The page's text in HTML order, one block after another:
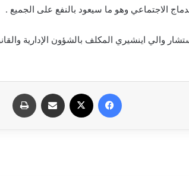
الاجتماعي وهو ما سيعود بالنفع على الجميع .
والي اينشيري المكلف بالشؤون الإدارية
فيسبوك مشاركة عبر البريد